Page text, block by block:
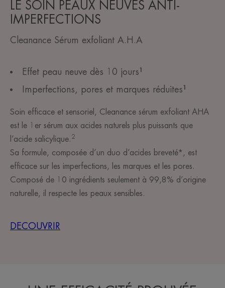
LE SOIN PEAUX NEUVES ANTI-
IMPERFECTIONS
Cleanance Sérum exfoliant A.H.A
Effet peau neuve dès 10 jours ¹
Imperfections, pores et marques réduites ¹
Soin efficace et sensoriel, Cleanance sérum exfoliant AHA
est le 1er sérum aux acides naturels plus puissants que
l’acide salicylique. 2
Sa formule, composée d’un duo d’acides breveté*, est
efficace sur les imperfections, les marques et les pores.
Composé de 10 ingrédients seulement à 99,8% d’origine
naturelle, il respecte les peaux sensibles.
DECOUVRIR